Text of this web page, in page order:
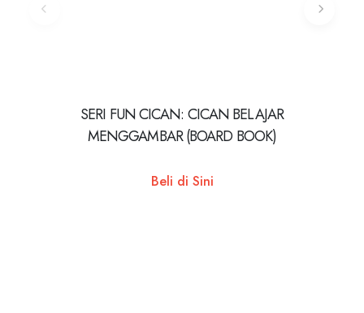
SERI FUN CICAN: CICAN BELAJAR
MENGGAMBAR (BOARD BOOK)
Beli di Sini